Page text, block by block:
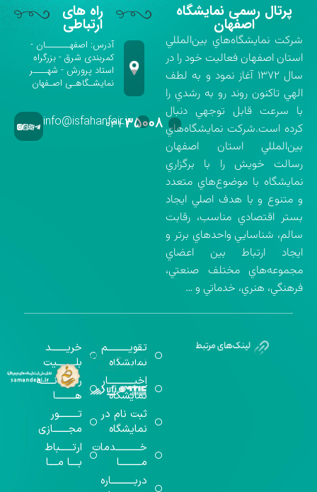
پرتال رسمی نمایشگاه
اصفهان
شركت نمايشگاه‌هاي بين‌المللي
استان اصفهان فعاليت خود را در
سال ۱۳۷۲ آغاز نمود و به لطف
الهي تاكنون روند رو به رشدي را
با سرعت قابل توجهي دنبال
كرده است.شركت نمايشگاه‌هاي
بين‌المللي استان اصفهان
رسالت خويش را با برگزاري
نمايشگاه با موضوع‌هاي متعدد
و متنوع و با هدف اصلي ايجاد
بستر اقتصادي مناسب، رقابت
سالم، شناسايي واحدهاي برتر و
ايجاد ارتباط بين اعضاي
مجموعه‌هاي مختلف صنعتي،
فرهنگي، هنري، خدماتي و …
راه های
ارتباطی
آدرس: اصفهـــــــان -
کمربندی شرق - بزرگراه
استاد پرورش - شهــــر
نمایشـگاهـی اصـفهان
۰۳۱-۳۵۰۰۸info@isfahanfair.ir
تقویــــــــــم
نمایشگاه
اخبــــــــــــار
نمایشگاه
ثبت نام در
نمایشگاه
خـــــــــــدمات
مــــــــــا
دربـــــــــــاره
خریـــــــد
بلـــــــــیت
رســـــانــــــه
هـــــــــا
تـــــــــور
مجـــــــازی
ارتــــــباط
بــــا مــــا
گواهینامه‌های
اخذ شده